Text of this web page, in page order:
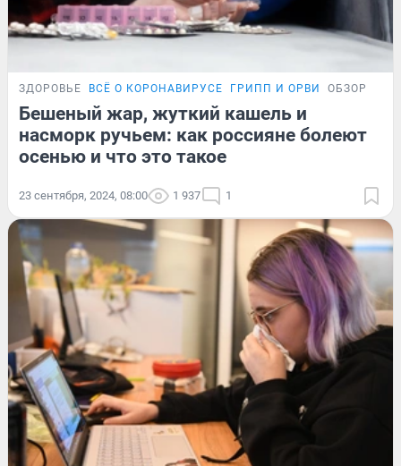
ЗДОРОВЬЕ ВСЁ О КОРОНАВИРУСЕ ГРИПП И ОРВИ ОБЗОР
Бешеный жар, жуткий кашель и
насморк ручьем: как россияне болеют
осенью и что это такое
23 сентября, 2024, 08:00 1 937 1